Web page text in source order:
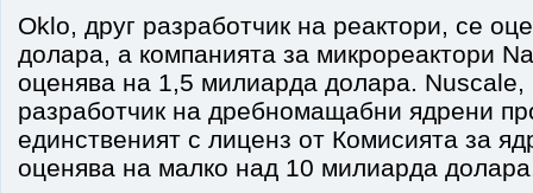
Oklo, друг разработчик на реактори, се
долара, а компанията за микрореактори
оценява на 1,5 милиарда долара. Nuscale,
разработчик на дребномащабни ядрени
единственият с лиценз от Комисията за
оценява на малко над 10 милиарда